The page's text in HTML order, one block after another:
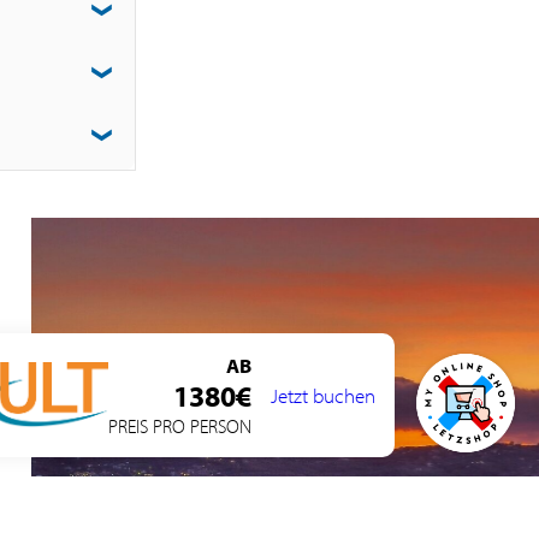
AB
1380€
PREIS PRO PERSON
Jetzt buchen
Sie